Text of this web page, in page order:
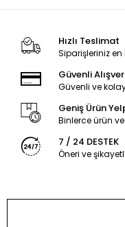
Hızlı Teslimat
Siparişleriniz en
Güvenli
Güvenli ve
Geniş Ürün
Binlerce ürün
7 / 24 DESTEK
Öneri ve